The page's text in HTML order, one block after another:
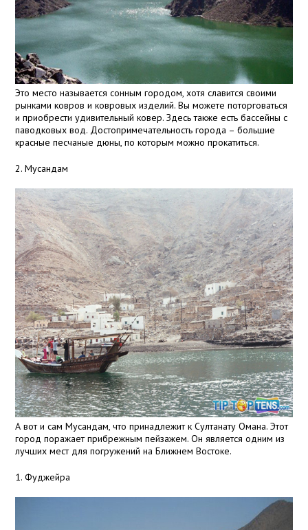
Это место называется сонным городом, хотя славится своими
рынками ковров и ковровых изделий. Вы можете поторговаться
и приобрести удивительный ковер. Здесь также есть бассейны с
паводковых вод. Достопримечательность города – большие
красные песчаные дюны, по которым можно прокатиться.
2. Мусандам
А вот и сам Мусандам, что принадлежит к Султанату Омана. Этот
город поражает прибрежным пейзажем. Он является одним из
лучших мест для погружений на Ближнем Востоке.
1. Фуджейра